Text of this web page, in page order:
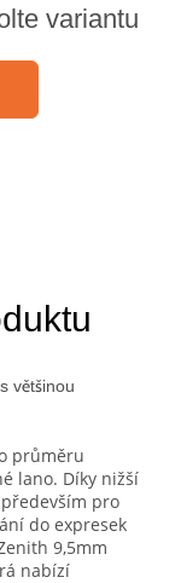
variantu
většinou
průměru
lano. Díky nižší
pro
do expresek
9,5mm
nabízí